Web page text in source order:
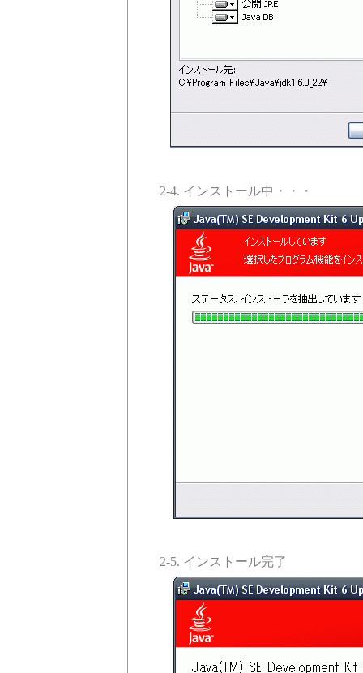
2-4. インストール中・・・
2-5. インストール完了